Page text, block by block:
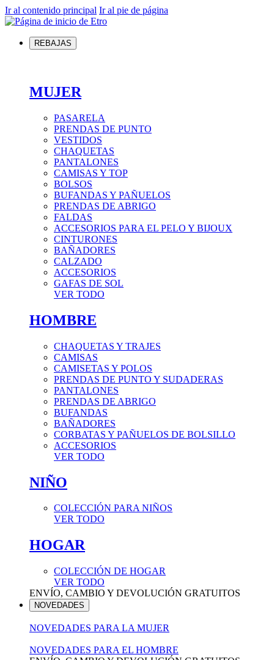
Ir al contenido principal Ir al pie de página
REBAJAS
MUJER
PASARELA
PRENDAS DE PUNTO
VESTIDOS
CHAQUETAS
PANTALONES
CAMISAS Y TOP
BOLSOS
BUFANDAS Y PAÑUELOS
PRENDAS DE ABRIGO
FALDAS
ACCESORIOS PARA EL PELO Y BIJOUX
CINTURONES
BAÑADORES
CALZADO
ACCESORIOS
GAFAS DE SOL
VER TODO
HOMBRE
CHAQUETAS Y TRAJES
CAMISAS
CAMISETAS Y POLOS
PRENDAS DE PUNTO Y SUDADERAS
PANTALONES
PRENDAS DE ABRIGO
BUFANDAS
BAÑADORES
CORBATAS Y PAÑUELOS DE BOLSILLO
ACCESORIOS
VER TODO
NIÑO
COLECCIÓN PARA NIÑOS
VER TODO
HOGAR
COLECCIÓN DE HOGAR
VER TODO
ENVÍO, CAMBIO Y DEVOLUCIÓN GRATUITOS
NOVEDADES
NOVEDADES PARA LA MUJER
NOVEDADES PARA EL HOMBRE